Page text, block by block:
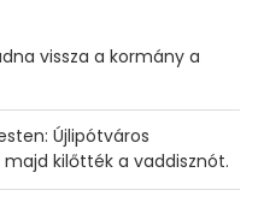
vissza a kormány a
Újlipótváros
kilőtték a vaddisznót.